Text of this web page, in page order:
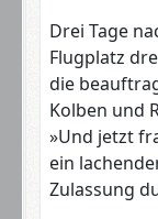
Drei Tage
Flugplatz
die
Kolben und
»Und jetzt
ein
Zulassung